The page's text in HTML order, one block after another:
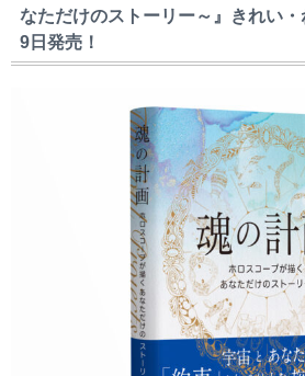
なただけのストーリー～』きれい
9日発売！